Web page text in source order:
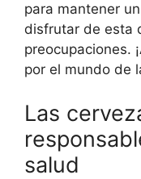
para mantener
disfrutar de esta
preocupaciones.
por el mundo de
Las
salud